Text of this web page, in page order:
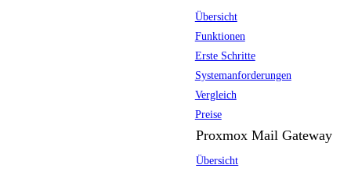
Übersicht
Funktionen
Erste Schritte
Systemanforderungen
Vergleich
Preise
Proxmox Mail Gateway
Übersicht